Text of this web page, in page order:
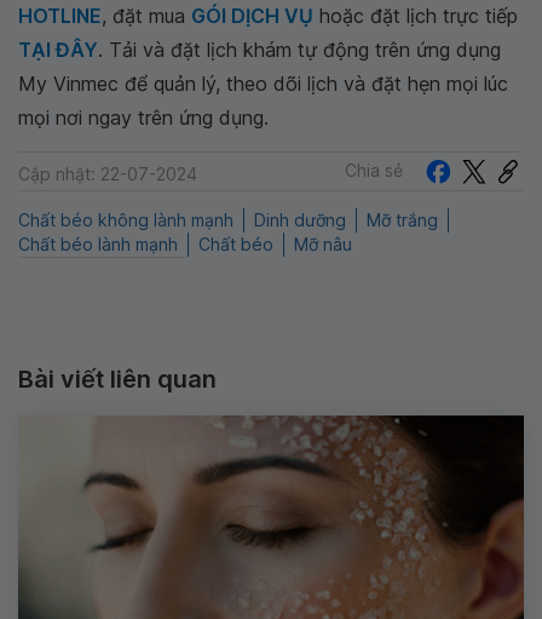
HOTLINE, đặt mua GÓI DỊCH VỤ hoặc đặt lịch trực tiếp
TẠI ĐÂY. Tải và đặt lịch khám tự động trên ứng dụng
My Vinmec để quản lý, theo dõi lịch và đặt hẹn mọi lúc
mọi nơi ngay trên ứng dụng.
Cập nhật: 22-07-2024 Chia sẻ
Chất béo không lành mạnh Dinh dưỡng
Mỡ trắng
Chất béo lành mạnh
Chất béo Mỡ nâu
Bài viết liên quan